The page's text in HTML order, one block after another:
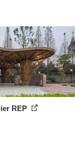
REP